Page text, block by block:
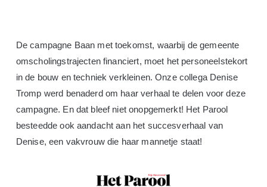
De campagne Baan met toekomst, waarbij de gemeente
omscholingstrajecten financiert, moet het personeelstekort
in de bouw en techniek verkleinen. Onze collega Denise
Tromp werd benaderd om haar verhaal te delen voor deze
campagne. En dat bleef niet onopgemerkt! Het Parool
besteedde ook aandacht aan het succesverhaal van
Denise, een vakvrouw die haar mannetje staat!